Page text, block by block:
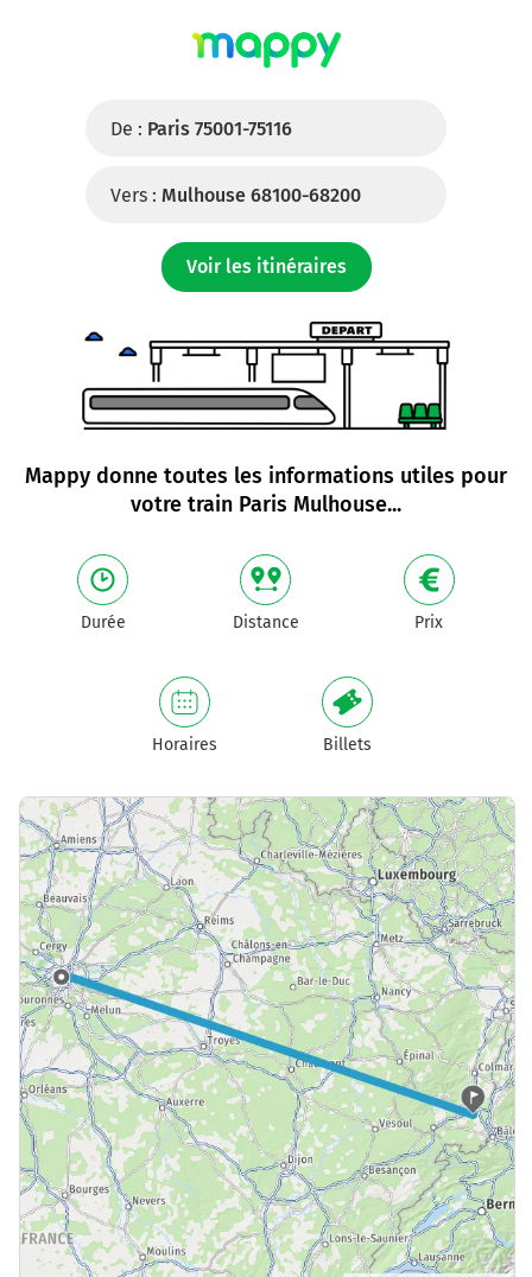
De : Paris 75001-75116
Vers : Mulhouse 68100-68200
Voir les itinéraires
Mappy donne toutes les informations utiles pour
votre train Paris Mulhouse...
Durée Distance Prix
Horaires Billets